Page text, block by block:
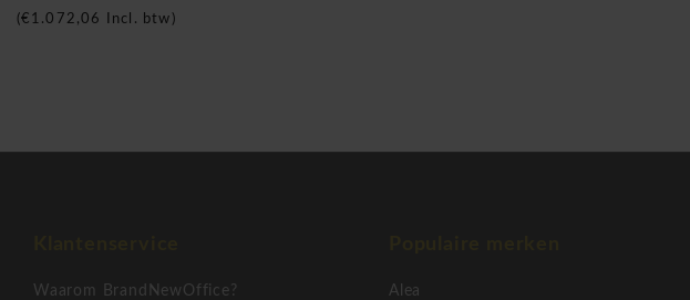
Italiaans om een zelfde kwaliteit en resultaat te garanderen. Wenst u kantoormeubelen
(€1.072,06 Incl. btw)
Waarom BrandNewOffice? Alea